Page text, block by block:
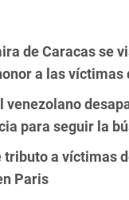
de Caracas se
a las víctimas
venezolano
para seguir la
a víctimas
Paris